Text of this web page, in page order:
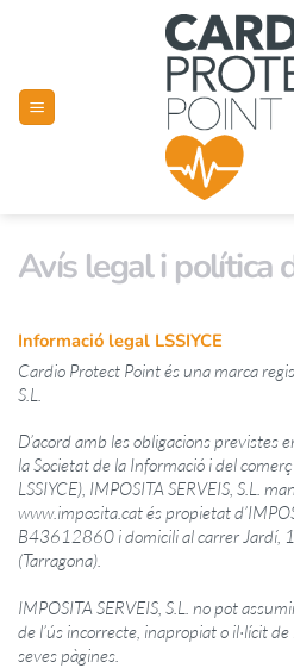
Avís legal i política
Informació legal LSSIYCE
Cardio Protect Point és una marca
S.L.
D’acord amb les obligacions
la Societat de la Informació i del
LSSIYCE), IMPOSITASERVEIS, S.L.
www.imposita.cat és propietat d’
B43612860 i domicili al carrer
(Tarragona).
IMPOSITA SERVEIS, S.L. no pot
de l’ús incorrecte, inapropiat o il·lícit
seves pàgines.